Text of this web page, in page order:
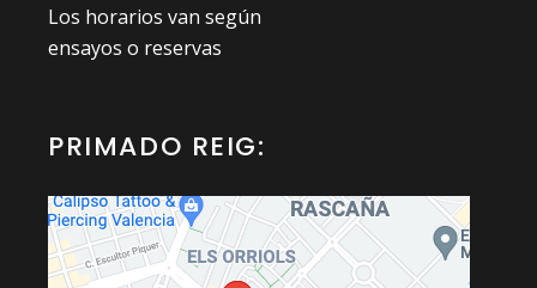
Los horarios van según
ensayos o reservas
PRIMADO REIG: